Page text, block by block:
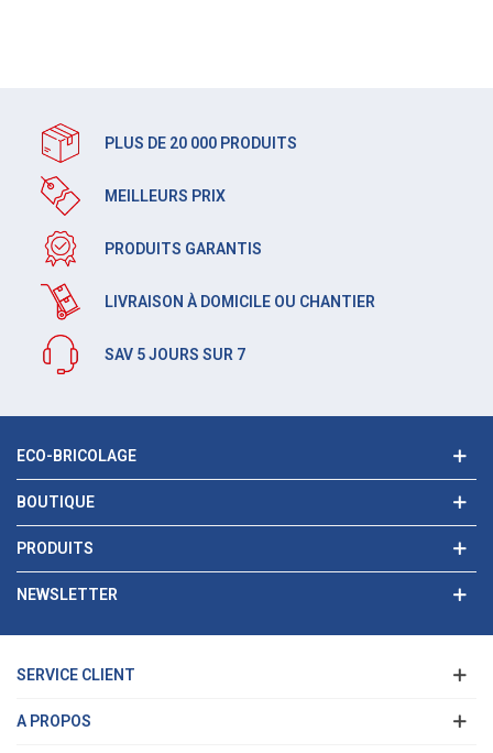
PLUS DE 20 000 PRODUITS
MEILLEURS PRIX
PRODUITS GARANTIS
LIVRAISON À DOMICILE OU CHANTIER
SAV 5 JOURS SUR 7
ECO-BRICOLAGE
BOUTIQUE
PRODUITS
NEWSLETTER
SERVICE CLIENT
A PROPOS